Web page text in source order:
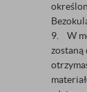
9. W
zostaną